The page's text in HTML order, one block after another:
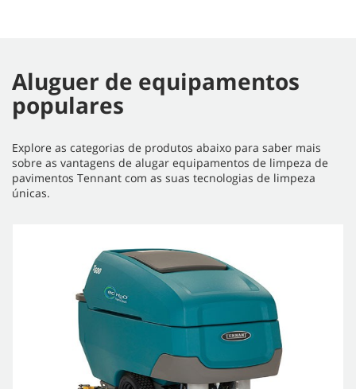
Aluguer de equipamentos
populares
Explore as categorias de produtos abaixo para saber mais
sobre as vantagens de alugar equipamentos de limpeza de
pavimentos Tennant com as suas tecnologias de limpeza
únicas.